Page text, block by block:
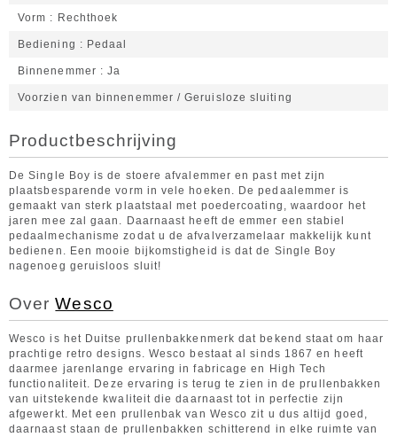
Vorm Rechthoek
Bediening Pedaal
Binnenemmer Ja
Voorzien van binnenemmer / Geruisloze sluiting
Productbeschrijving
De Single Boy is de stoere afvalemmer en past met zijn
plaatsbesparende vorm in vele hoeken. De pedaalemmer is
gemaakt van sterk plaatstaal met poedercoating, waardoor het
jaren mee zal gaan. Daarnaast heeft de emmer een stabiel
pedaalmechanisme zodat u de afvalverzamelaar makkelijk kunt
bedienen. Een mooie bijkomstigheid is dat de Single Boy
nagenoeg geruisloos sluit!
OverWesco
Wesco is het Duitse prullenbakkenmerk dat bekend staat om haar
prachtige retro designs. Wesco bestaat al sinds 1867 en heeft
daarmee jarenlange ervaring in fabricage en High Tech
functionaliteit. Deze ervaring is terug te zien in de prullenbakken
van uitstekende kwaliteit die daarnaast tot in perfectie zijn
afgewerkt. Met een prullenbak van Wesco zit u dus altijd goed,
daarnaast staan de prullenbakken schitterend in elke ruimte van